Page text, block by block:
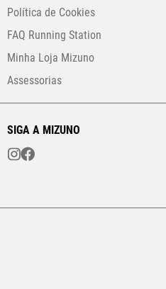
Política de Cookies
FAQ Running Station
Minha Loja Mizuno
Assessorias
SIGA A MIZUNO